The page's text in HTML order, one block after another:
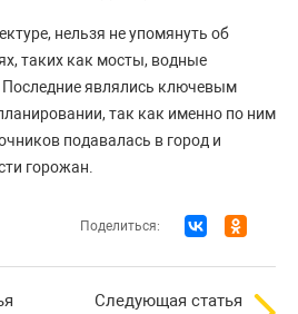
нельзя не упомянуть об
таких как мосты, водные
Последние являлись ключевым
так как именно по ним
подавалась в город и
горожан.
Поделиться:
Следующая статья